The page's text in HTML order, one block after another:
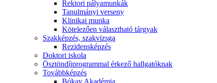
Rektori pályamunkák
Tanulmányi verseny
Klinikai munka
Kötelezően választható tárgyak
Szakképzés, szakvizsga
Rezidensképzés
Doktori iskola
Ösztöndíjprogrammal érkező hallgatóknak
Továbbképzés
Bókay Akadémia